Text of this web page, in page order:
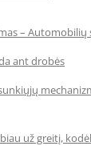
– Automobilių
ant drobės
už greitį,